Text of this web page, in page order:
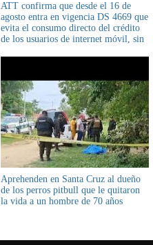
ATT confirma que desde el 16 de
agosto entra en vigencia DS 4669 que
evita el consumo directo del crédito
de los usuarios de internet móvil, sin
Aprehenden en Santa Cruz al dueño
de los perros pitbull que le quitaron
la vida a un hombre de 70 años